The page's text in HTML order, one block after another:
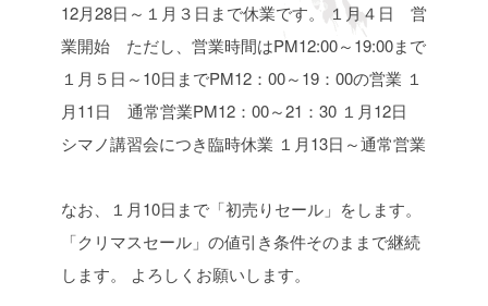
12月28日～１月３日まで休業です。１月４日 営
業開始 ただし、営業時間はPM12:00～19:00まで
１月５日～10日までPM12：00～19：00の営業 １
月11日 通常営業PM12：00～21：30 １月12日
シマノ講習会につき臨時休業 １月13日～通常営業
なお、１月10日まで「初売りセール」をします。
「クリマスセール」の値引き条件そのままで継続
します。
よろしくお願いします。